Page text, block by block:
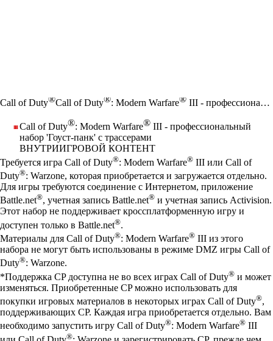
Call of Duty®Call of Duty®: Modern Warfare® III - профессиональный набор 'Гоуст-панк' с трассерами
Call of Duty®: Modern Warfare® III - профессиональный
набор 'Гоуст-панк' с трассерами
ВНУТРИИГРОВОЙ КОНТЕНТ
Цена
Available actions
Требуется игра Call of Duty®: Modern Warfare® III или Call of
Duty®: Warzone, которая приобретается и загружается отдельно.
Для игры требуются соединение с Интернетом, приложение
Battle.net®, учетная запись Battle.net® и учетная запись Activision.
Этот набор не поддерживает кроссплатформенную игру и
доступен только в Battle.net®.
Материалы для Call of Duty®: Modern Warfare® III из этого
набора не могут быть использованы в режиме DMZ игры Call of
Duty®: Warzone.
*Поддержка CP доступна не во всех играх Call of Duty® и может
изменяться. Приобретенные CP можно использовать для
покупки игровых материалов в некоторых играх Call of Duty®,
поддерживающих CP. Каждая игра приобретается отдельно. Вам
необходимо запустить игру Call of Duty®: Modern Warfare® III
®